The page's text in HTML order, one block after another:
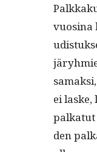
vuosi­na
ei
den